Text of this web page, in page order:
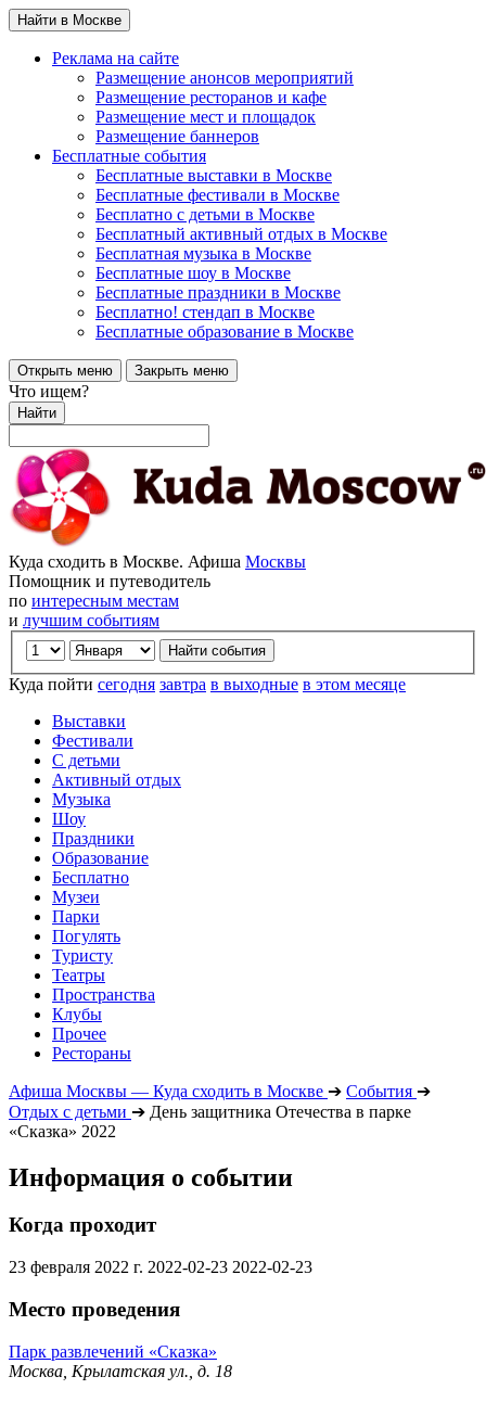
Найти в Москве
Реклама на сайте
Размещение анонсов мероприятий
Размещение ресторанов и кафе
Размещение мест и площадок
Размещение баннеров
Бесплатные события
Бесплатные выставки в Москве
Бесплатные фестивали в Москве
Бесплатно с детьми в Москве
Бесплатный активный отдых в Москве
Бесплатная музыка в Москве
Бесплатные шоу в Москве
Бесплатные праздники в Москве
Бесплатно! стендап в Москве
Бесплатные образование в Москве
Открыть меню Закрыть меню
Что ищем?
Найти
Куда сходить в Москве. Афиша Москвы
Помощник и путеводитель
по интересным местам
и лучшим событиям
Куда пойти сегодня завтра в выходные в этом месяце
Выставки
Фестивали
С детьми
Активный отдых
Музыка
Шоу
Праздники
Образование
Бесплатно
Музеи
Парки
Погулять
Туристу
Театры
Пространства
Клубы
Прочее
Рестораны
Афиша Москвы — Куда сходить в Москве ➔ События ➔
Отдых с детьми ➔ День защитника Отечества в парке
«Сказка» 2022
Информация о событии
Когда проходит
23 февраля 2022 г. 2022-02-23 2022-02-23
Место проведения
Парк развлечений «Сказка»
Москва, Крылатская ул., д. 18